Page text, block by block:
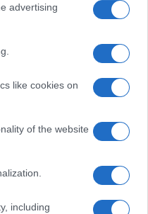
advertising
like cookies on
of the website
including
che